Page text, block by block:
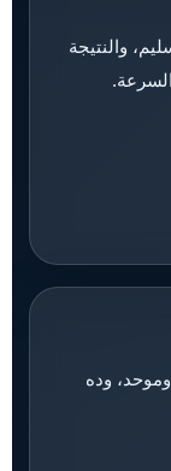
والنتيجة
وده